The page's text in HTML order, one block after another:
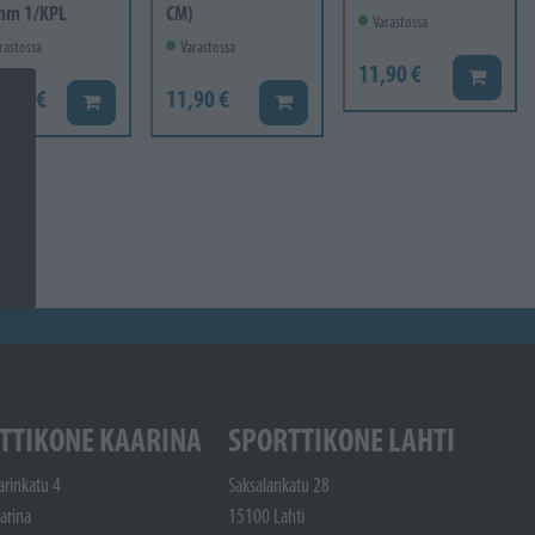
1/KPL
€ Lisää koriin
CM)
Varastossa
11,90 € Lisää koriin
Varastossa
11,90 € Lisää
KAARINA
4
SPORTTIKONE LAHTI
Saksalankatu 28
15100 Lahti